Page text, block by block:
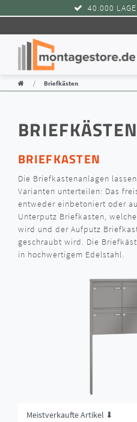
40.000
Briefkästen
BRIEFKÄSTEN
BRIEFKASTEN
Die Briefkastenanlagen
Varianten unterteilen: Das
entweder einbetoniert oder
Unterputz Briefkasten,
wird und der Aufputz
geschraubt wird. Die
in hochwertigem Edelstahl.